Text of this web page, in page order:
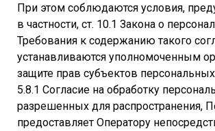
При этом соблюдаются условия,
в частности, ст. 10.1 Закона о
Требования к содержанию такого
устанавливаются уполномоченным
защите прав субъектов
5.8.1 Согласие на обработку
разрешенных для распространения,
предоставляет Оператору